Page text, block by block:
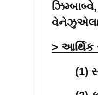
ઝિમ્બાબ્વે,
> આર્થિક
(1)